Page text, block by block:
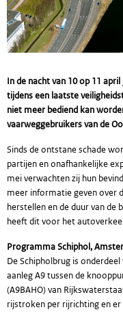
In de nacht van 10 op 11
tijdens een laatste
niet meer bediend kan
vaarweggebruikers van de
Sinds de ontstane schade
partijen en onafhankelijke
mei verwachten zij hun
meer informatie geven over
herstellen en de duur van de
heeft dit voor het
Programma Schiphol,
De Schipholbrug is
aanleg A9 tussen de
(A9BAHO) van
rijstroken per rijrichting en